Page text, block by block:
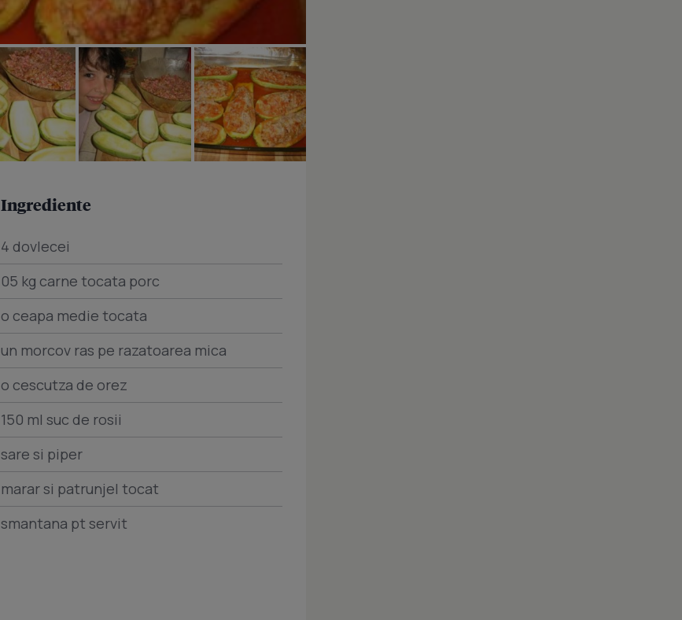
Ingrediente
4 dovlecei
05 kg carne tocata porc
o ceapa medie tocata
un morcov ras pe razatoarea mica
o cescutza de orez
150 ml suc de rosii
sare si piper
marar si patrunjel tocat
smantana pt servit